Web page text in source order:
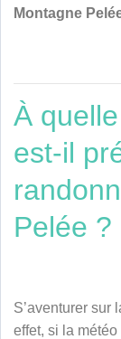
Montagne
À
est-il
Pelée ?
S’aventurer sur
effet, si la